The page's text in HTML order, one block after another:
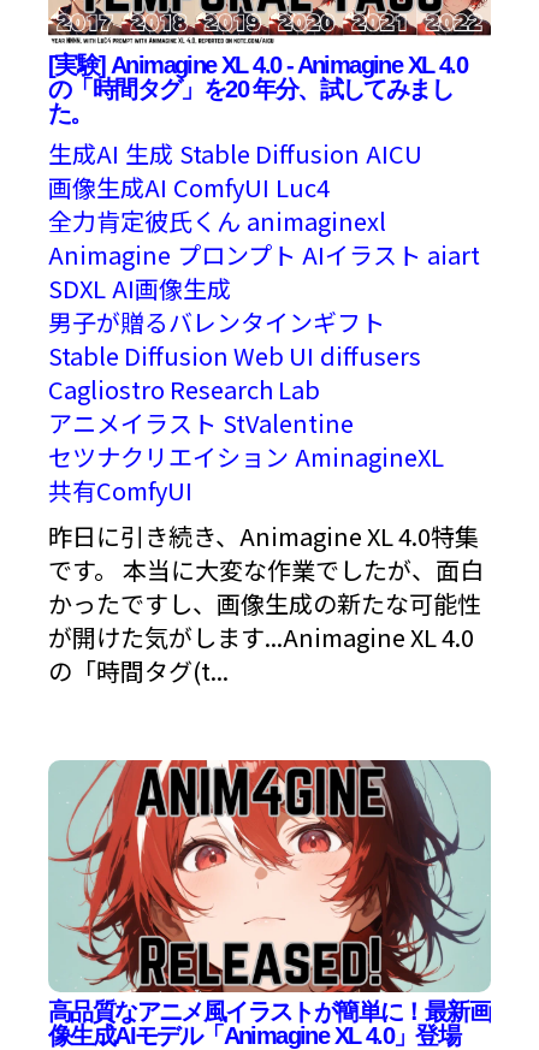
[実験] Animagine XL 4.0 - Animagine XL 4.0
の「時間タグ」を20 年分、試してみまし
た。
生成AI 生成 Stable Diffusion AICU
画像生成AI ComfyUI Luc4
全力肯定彼氏くん animaginexl
Animagine プロンプト AIイラスト aiart
SDXLAI画像生成
男子が贈るバレンタインギフト
Stable Diffusion Web UI diffusers
Cagliostro Research Lab
アニメイラスト StValentine
セツナクリエイション AminagineXL
共有ComfyUI
昨日に引き続き、Animagine XL 4.0特集
です。 本当に大変な作業でしたが、面白
かったですし、画像生成の新たな可能性
が開けた気がします...Animagine XL 4.0
の「時間タグ(t...
高品質なアニメ風イラストが簡単に！最新画
像生成AIモデル「Animagine XL 4.0」登場